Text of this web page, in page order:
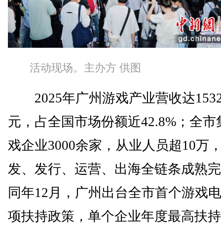
活动现场。主办方 供图
2025年广州游戏产业营收达
元，占全国市场份额近42.8%；全市
戏企业3000余家，从业人员超10万
发、发行、运营、出海全链条成熟
同年12月，广州出台全市首个游戏
项扶持政策，单个企业年度最高扶